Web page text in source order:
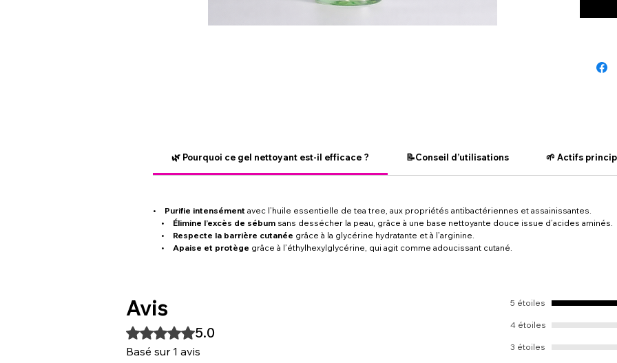
🌿 Pourquoi ce gel nettoyant est-il efficace ? 📝Conseil d’utilisations 🌱 Actifs
• Purifie intensément avec l’huile essentielle de tea tree, aux propriétés antibactériennes et assainissantes.
• Élimine l’excès de sébum sans dessécher la peau, grâce à une base nettoyante douce issue d’acides aminés.
• Respecte la barrière cutanée grâce à la glycérine hydratante et à l’arginine.
•
Apaise et protège grâce à l’éthylhexylglycérine, qui agit comme adoucissant cutané.
Avis
Noté 5 sur 5. 5.0
Basé sur 1 avis
5 étoiles
4 étoiles
3 étoiles